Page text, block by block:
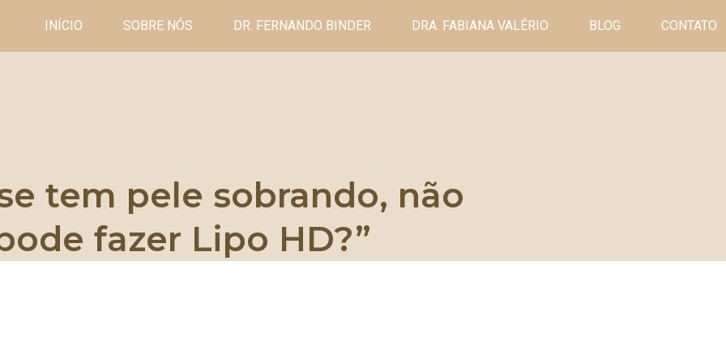
INÍCIO SOBRE NÓS DR. FERNANDO BINDER DRA. FABIANA VALÉRIO BLOG CONTATO
tem pele sobrando, não
fazer Lipo HD?”